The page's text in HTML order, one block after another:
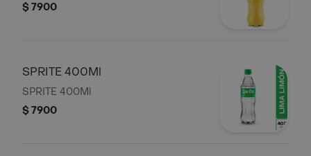
$ 7900
SPRITE 400Ml
SPRITE 400Ml
$ 7900